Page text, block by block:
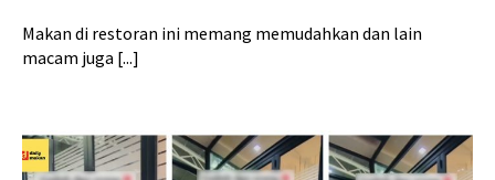
Makan di restoran ini memang memudahkan dan lain
macam juga [...]